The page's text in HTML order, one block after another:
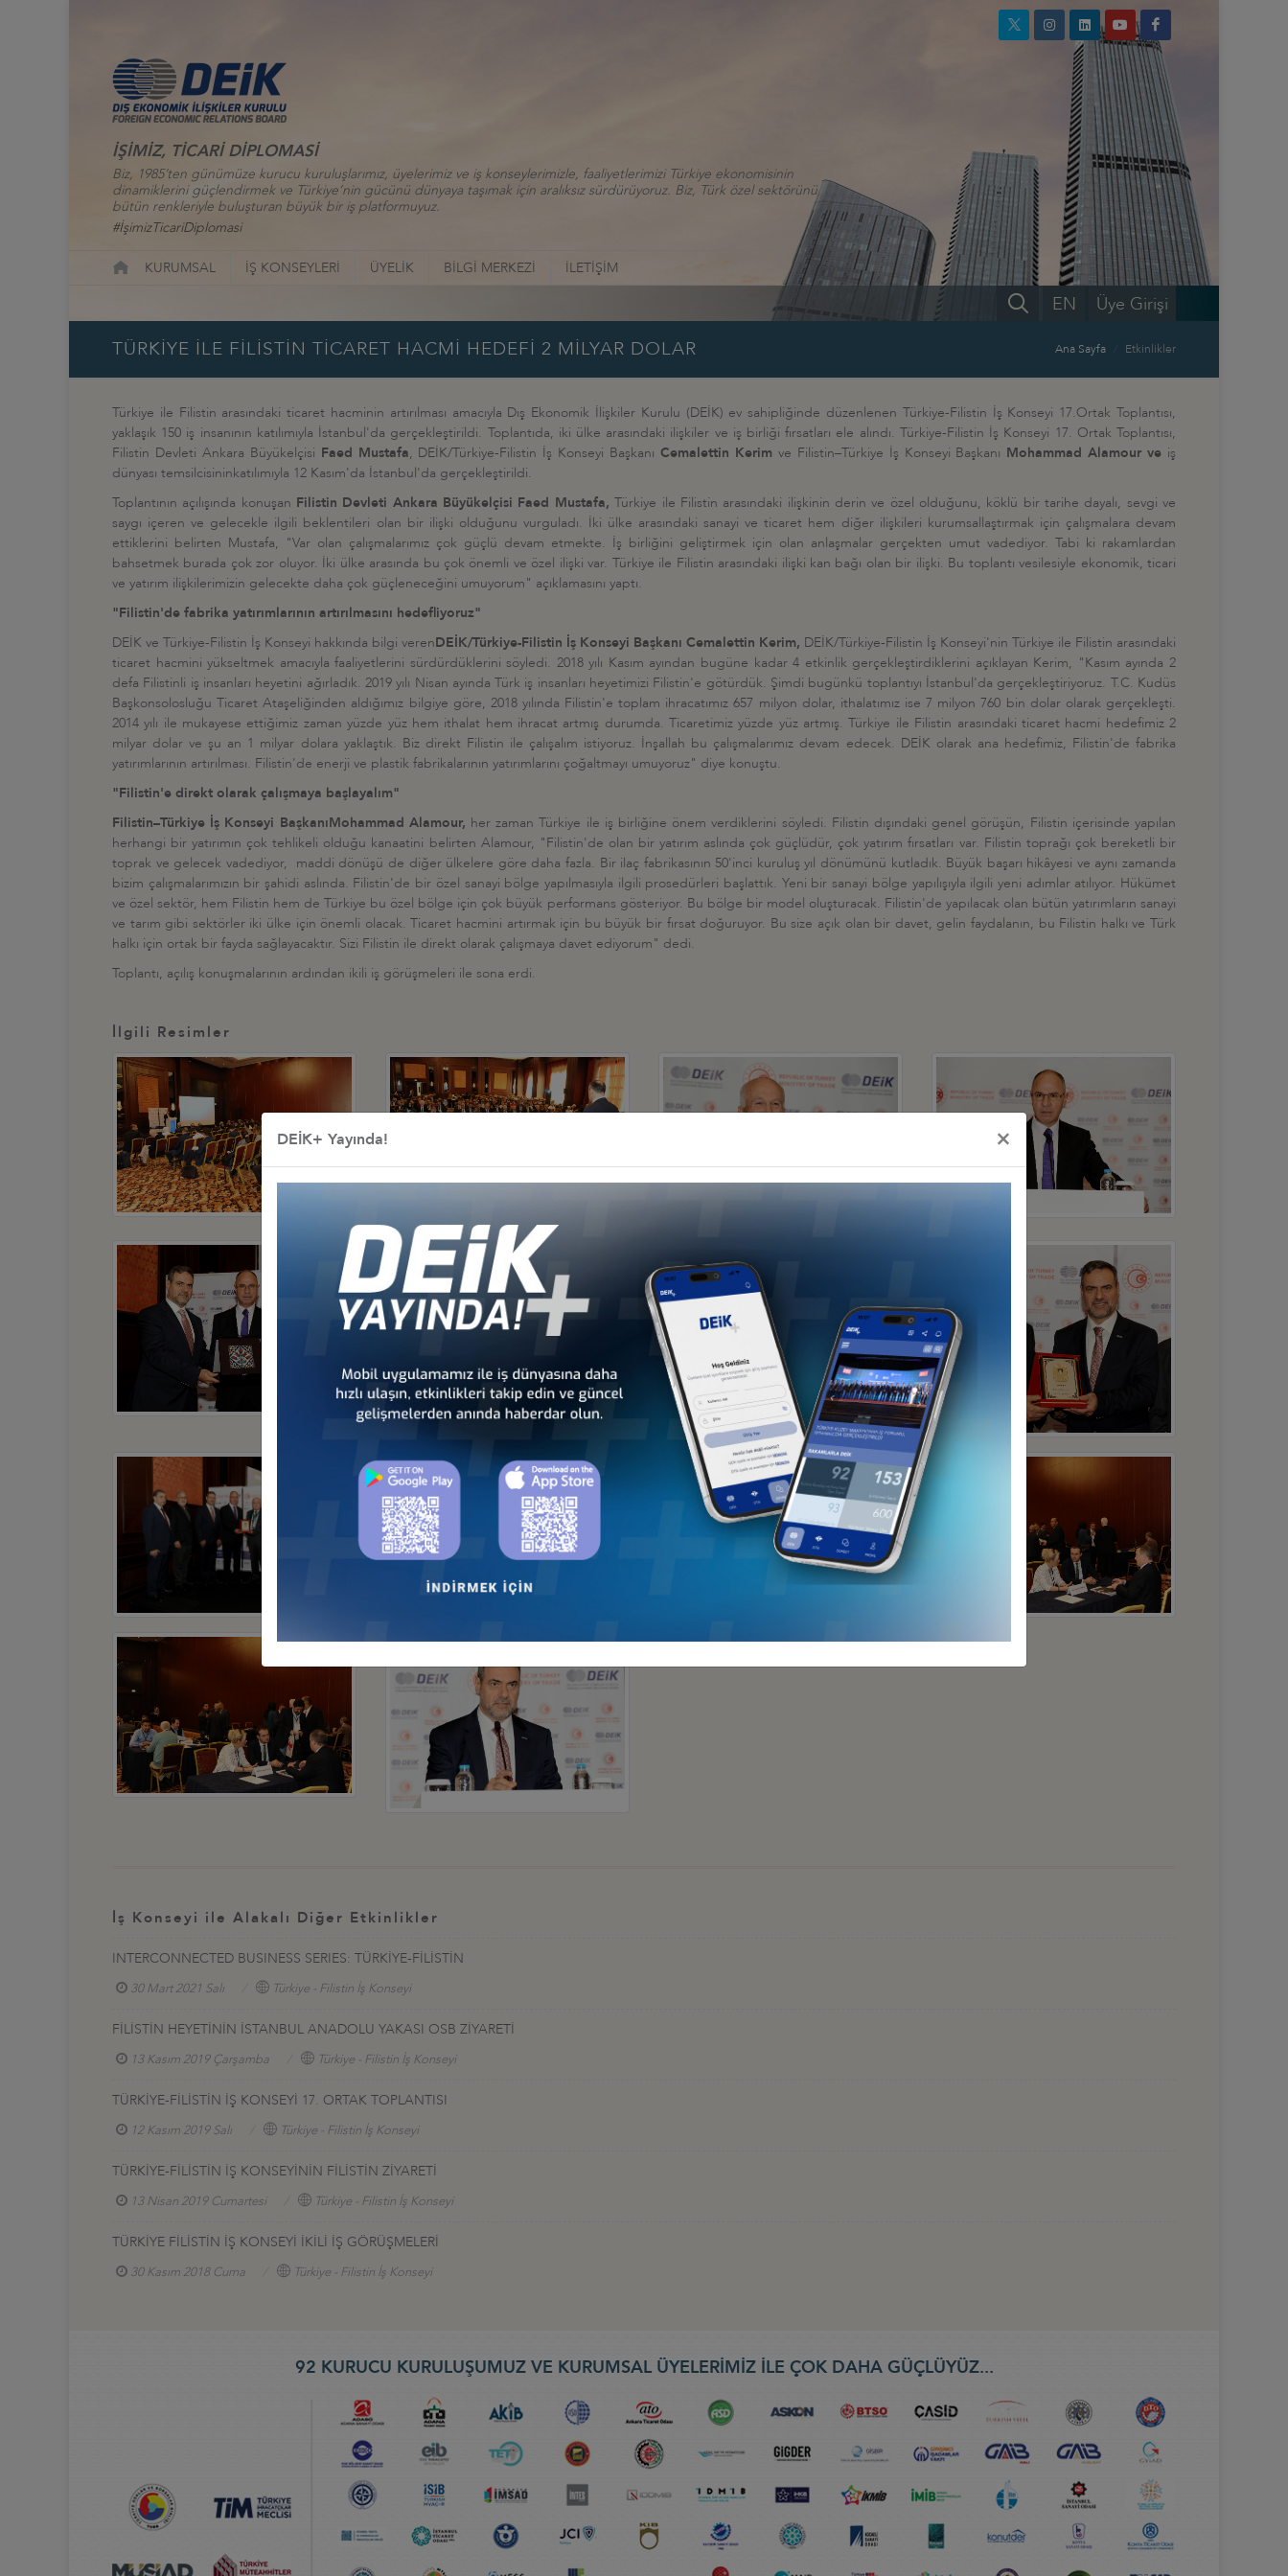
İŞİMİZ, TİCARİ DİPLOMASİ
Biz, 1985’ten günümüze kurucu kuruluşlarımız, üyelerimiz ve iş konseylerimizle, faaliyetlerimizi Türkiye ekonomisinin
dinamiklerini güçlendirmek ve Türkiye’nin gücünü dünyaya taşımak için aralıksız sürdürüyoruz. Biz, Türk özel sektörünü
bütün renkleriyle buluşturan büyük bir iş platformuyuz.
#İşimizTicariDiplomasi
KURUMSAL İŞ KONSEYLERİ ÜYELİK BİLGİ MERKEZİ İLETİŞİM
Üye Girişi
EN
TÜRKİYE İLE FİLİSTİN TİCARET HACMİ HEDEFİ 2 MİLYAR DOLAR Ana Sayfa Etkinlikler
Türkiye ile Filistin arasındaki ticaret hacminin artırılması amacıyla Dış Ekonomik İlişkiler Kurulu (DEİK) ev sahipliğinde düzenlenen Türkiye-Filistin İş Konseyi 17.Ortak Toplantısı,
yaklaşık 150 iş insanının katılımıyla İstanbul'da gerçekleştirildi. Toplantıda, iki ülke arasındaki ilişkiler ve iş birliği fırsatları ele alındı. Türkiye-Filistin İş Konseyi 17. Ortak Toplantısı,
Filistin Devleti Ankara Büyükelçisi Faed Mustafa, DEİK/Türkiye-Filistin İş Konseyi BaşkanıCemalettin Kerim ve Filistin–Türkiye İş Konseyi Başkanı Mohammad Alamour ve iş
dünyası temsilcisininkatılımıyla 12 Kasım'da İstanbul'da gerçekleştirildi.
Toplantının açılışında konuşan Filistin Devleti Ankara Büyükelçisi Faed Mustafa,Türkiye ile Filistin arasındaki ilişkinin derin ve özel olduğunu, köklü bir tarihe dayalı, sevgi ve
saygı içeren ve gelecekle ilgili beklentileri olan bir ilişki olduğunu vurguladı. İki ülke arasındaki sanayi ve ticaret hem diğer ilişkileri kurumsallaştırmak için çalışmalara devam
ettiklerini belirten Mustafa, "Var olan çalışmalarımız çok güçlü devam etmekte. İş birliğini geliştirmek için olan anlaşmalar gerçekten umut vadediyor. Tabi ki rakamlardan
bahsetmek burada çok zor oluyor. İki ülke arasında bu çok önemli ve özel ilişki var. Türkiye ile Filistin arasındaki ilişki kan bağı olan bir ilişki. Bu toplantı vesilesiyle ekonomik, ticari
ve yatırım ilişkilerimizin gelecekte daha çok güçleneceğini umuyorum" açıklamasını yaptı.
"Filistin'de fabrika yatırımlarının artırılmasını hedefliyoruz"
DEİK ve Türkiye-Filistin İş Konseyi hakkında bilgi verenDEİK/Türkiye-Filistin İş Konseyi Başkanı Cemalettin Kerim, DEİK/Türkiye-Filistin İş Konseyi'nin Türkiye ile Filistin arasındaki
ticaret hacmini yükseltmek amacıyla faaliyetlerini sürdürdüklerini söyledi. 2018 yılı Kasım ayından bugüne kadar 4 etkinlik gerçekleştirdiklerini açıklayan Kerim, "Kasım ayında 2
defa Filistinli iş insanları heyetini ağırladık. 2019 yılı Nisan ayında Türk iş insanları heyetimizi Filistin'e götürdük. Şimdi bugünkü toplantıyı İstanbul'da gerçekleştiriyoruz. T.C. Kudüs
Başkonsolosluğu Ticaret Ataşeliğinden aldığımız bilgiye göre, 2018 yılında Filistin'e toplam ihracatımız 657 milyon dolar, ithalatımız ise 7 milyon 760 bin dolar olarak gerçekleşti.
2014 yılı ile mukayese ettiğimiz zaman yüzde yüz hem ithalat hem ihracat artmış durumda. Ticaretimiz yüzde yüz artmış. Türkiye ile Filistin arasındaki ticaret hacmi hedefimiz 2
milyar dolar ve şu an 1 milyar dolara yaklaştık. Biz direkt Filistin ile çalışalım istiyoruz. İnşallah bu çalışmalarımız devam edecek. DEİK olarak ana hedefimiz, Filistin'de fabrika
yatırımlarının artırılması. Filistin'de enerji ve plastik fabrikalarının yatırımlarını çoğaltmayı umuyoruz" diye konuştu.
"Filistin'e direkt olarak çalışmaya başlayalım"
Filistin–Türkiye İş Konseyi BaşkanıMohammad Alamour, her zaman Türkiye ile iş birliğine önem verdiklerini söyledi. Filistin dışındaki genel görüşün, Filistin içerisinde yapılan
herhangi bir yatırımın çok tehlikeli olduğu kanaatini belirten Alamour, "Filistin'de olan bir yatırım aslında çok güçlüdür, çok yatırım fırsatları var. Filistin toprağı çok bereketli bir
toprak ve gelecek vadediyor, maddi dönüşü de diğer ülkelere göre daha fazla. Bir ilaç fabrikasının 50'inci kuruluş yıl dönümünü kutladık. Büyük başarı hikâyesi ve aynı zamanda
bizim çalışmalarımızın bir şahidi aslında. Filistin'de bir özel sanayi bölge yapılmasıyla ilgili prosedürleri başlattık. Yeni bir sanayi bölge yapılışıyla ilgili yeni adımlar atılıyor. Hükümet
ve özel sektör, hem Filistin hem de Türkiye bu özel bölge için çok büyük performans gösteriyor. Bu bölge bir model oluşturacak. Filistin'de yapılacak olan bütün yatırımların sanayi
ve tarım gibi sektörler iki ülke için önemli olacak. Ticaret hacmini artırmak için bu büyük bir fırsat doğuruyor. Bu size açık olan bir davet, gelin faydalanın, bu Filistin halkı ve Türk
halkı için ortak bir fayda sağlayacaktır. Sizi Filistin ile direkt olarak çalışmaya davet ediyorum" dedi.
Toplantı, açılış konuşmalarının ardından ikili iş görüşmeleri ile sona erdi.
İlgili Resimler
İş Konseyi ile Alakalı Diğer Etkinlikler
INTERCONNECTED BUSINESS SERIES: TÜRKİYE-FİLİSTİN
30 Mart 2021 Salı Türkiye - Filistin İş Konseyi
FİLİSTİN HEYETİNİN İSTANBUL ANADOLU YAKASI OSB ZİYARETİ
13 Kasım 2019 Çarşamba Türkiye - Filistin İş Konseyi
TÜRKİYE-FİLİSTİN İŞ KONSEYİ 17. ORTAK TOPLANTISI
12 Kasım 2019 Salı Türkiye - Filistin İş Konseyi
TÜRKİYE-FİLİSTİN İŞ KONSEYİNİN FİLİSTİN ZİYARETİ
13 Nisan 2019 Cumartesi Türkiye - Filistin İş Konseyi
TÜRKİYE FİLİSTİN İŞ KONSEYİ İKİLİ İŞ GÖRÜŞMELERİ
30 Kasım 2018 Cuma Türkiye - Filistin İş Konseyi
92 KURUCU KURULUŞUMUZ VE KURUMSAL ÜYELERİMİZ İLE ÇOK DAHA GÜÇLÜYÜZ...
DEİK+ Yayında! ×